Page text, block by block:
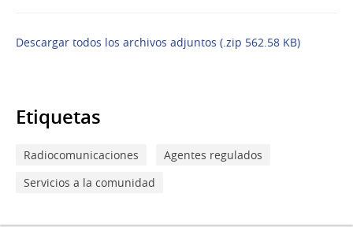
Descargar todos los archivos adjuntos (.zip 562.58 KB)
Etiquetas
Radiocomunicaciones
Agentes regulados
Servicios a la comunidad